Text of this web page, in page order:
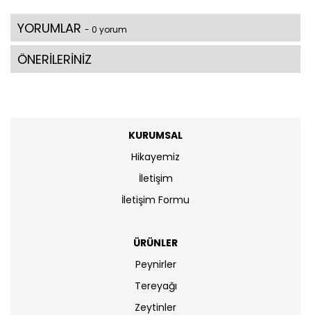
YORUMLAR - 0 yorum
ÖNERİLERİNİZ
KURUMSAL
Hikayemiz
İletişim
İletişim Formu
ÜRÜNLER
Peynirler
Tereyağı
Zeytinler